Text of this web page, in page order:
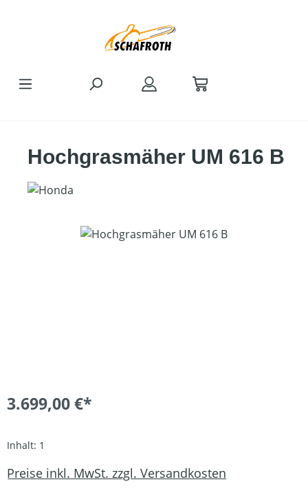
Hochgrasmäher UM 616 B
Bildergalerie überspringen
3.699,00 €*
Inhalt: 1
Preise inkl. MwSt. zzgl. Versandkosten